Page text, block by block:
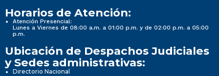
Horarios de Atención:
Atención Presencial:
Lunes a Viernes de 08:00 a.m. a 01:00 p.m. y de 02:00 p.m. a 05:00
p.m.
Ubicación de Despachos Judiciales
y Sedes administrativas:
Directorio Nacional